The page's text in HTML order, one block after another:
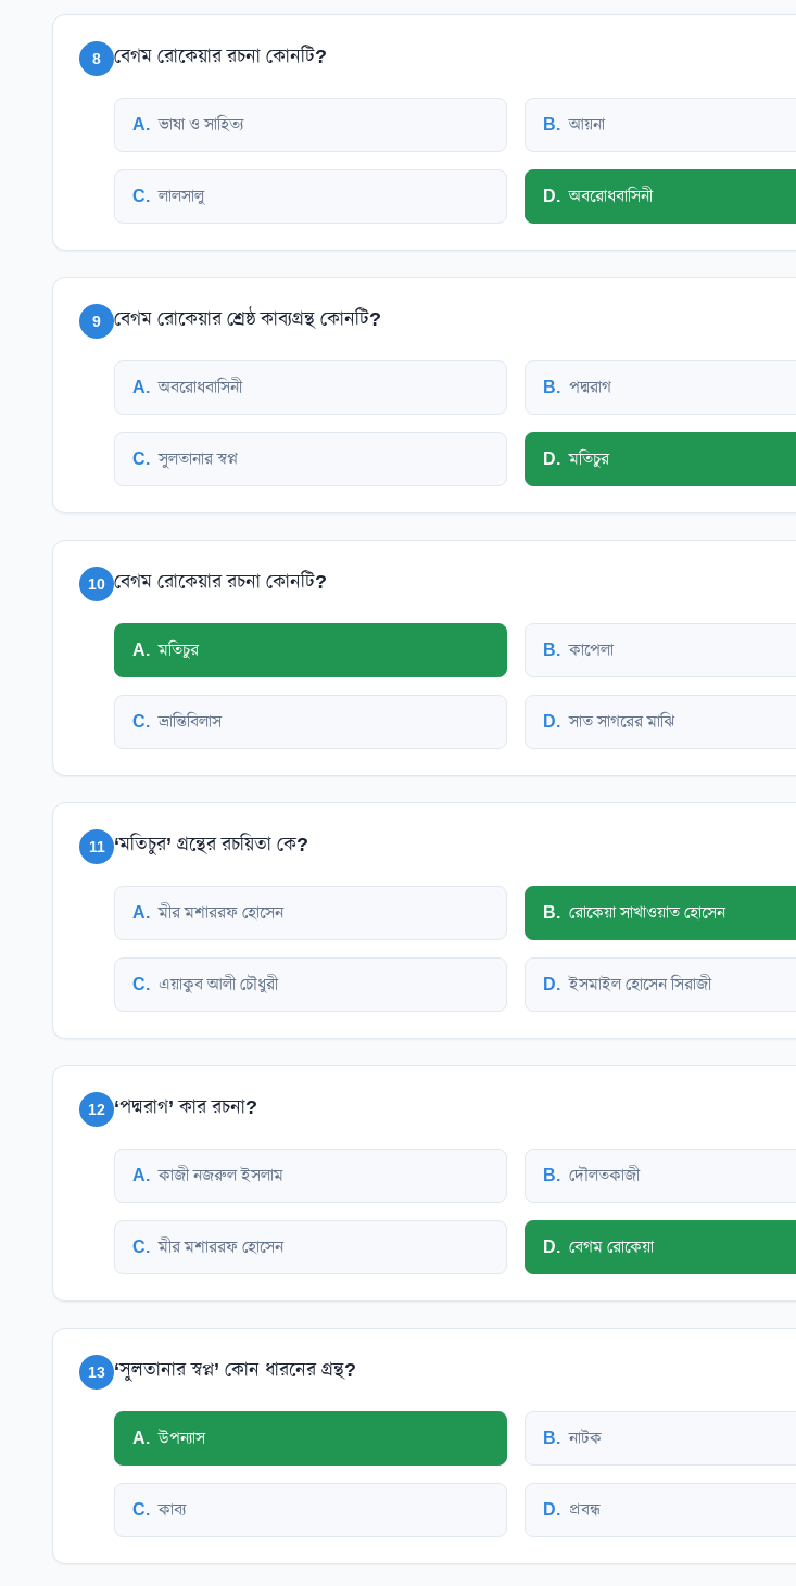
8 বেগম রোকেয়ার রচনা কোনটি?
A. ভাষা ও সাহিত্য B. আয়না
C. লালসালু D. অবরোধবাসিনী
9 বেগম রোকেয়ার শ্রেষ্ঠ কাব্যগ্রন্থ কোনটি?
A. অবরোধবাসিনী B. পদ্মরাগ
C. সুলতানার স্বপ্ন D. মতিচুর
10 বেগম রোকেয়ার রচনা কোনটি?
A. মতিচুর B. কাপেলা
C. ভ্রান্তিবিলাস D. সাত সাগরের মাঝি
11 ‘মতিচুর’ গ্রন্থের রচয়িতা কে?
A. মীর মশাররফ হোসেন B. রোকেয়া সাখাওয়াত হোসেন
C. এয়াকুব আলী চৌধুরী D. ইসমাইল হোসেন সিরাজী
12 ‘পদ্মরাগ’ কার রচনা?
A. কাজী নজরুল ইসলাম B. দৌলতকাজী
C. মীর মশাররফ হোসেন D. বেগম রোকেয়া
13 ‘সুলতানার স্বপ্ন’ কোন ধারনের গ্রন্থ?
A. উপন্যাস B. নাটক
C. কাব্য D. প্রবন্ধ